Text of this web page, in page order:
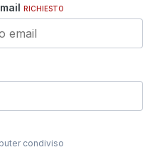
RICHIESTO
condiviso